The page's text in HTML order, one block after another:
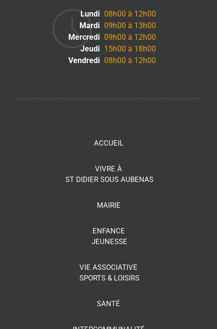
Lundi 08h00 à 12h00
Mardi 09h00 à 13h00
Mercredi 09h00 à 12h00
Jeudi 15h00 à 18h00
Vendredi 08h00 à 12h00
ACCUEIL
VIVRE À
ST DIDIER SOUS AUBENAS
MAIRIE
ENFANCE
JEUNESSE
VIE ASSOCIATIVE
SPORTS & LOISIRS
SANTÉ